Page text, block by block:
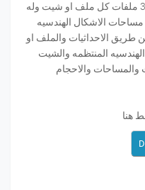
والاحجام وتحويل الوحدات مكون من 3 ملفات كل ملف او شيت وله
الاشكال الهندسيه
طريق الاحداثيات والملف او
المنتظمه والشيت
والمساحات والاحجام
هنا